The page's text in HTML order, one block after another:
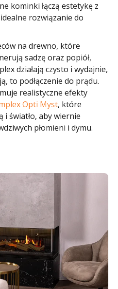
kominki łączą estetykę z
rozwiązanie do
na drewno, które
sadzę oraz popiół,
działają czysto i wydajnie,
to podłączenie do prądu.
realistyczne efekty
Opti Myst, które
światło, aby wiernie
płomieni i dymu.